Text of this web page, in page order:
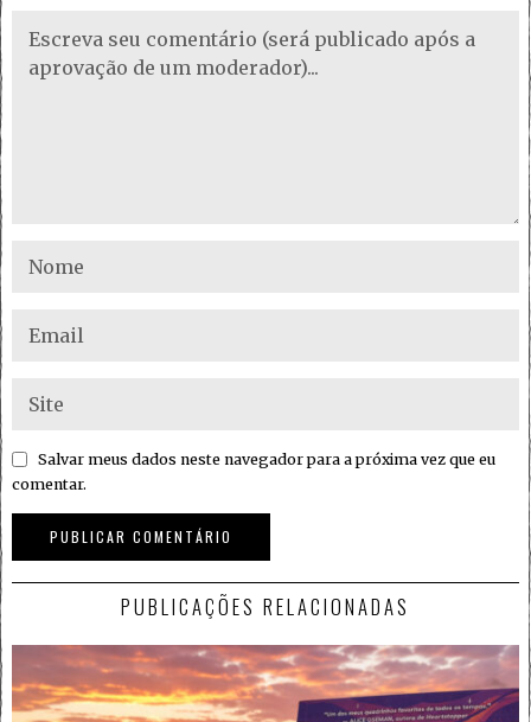
Salvar meus dados neste navegador para a próxima vez que eu
comentar.
PUBLICAÇÕES RELACIONADAS